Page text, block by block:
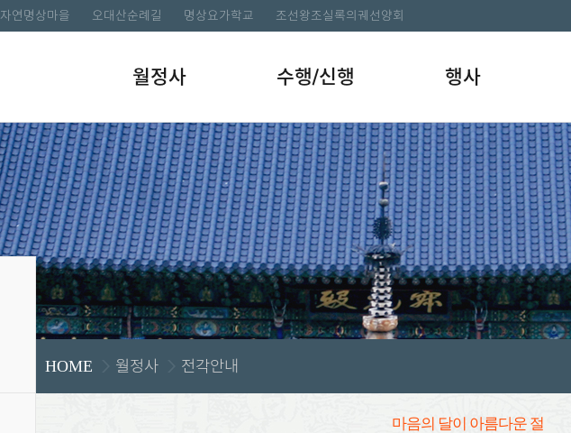
자연명상마을 오대산순례길 명상요가학교 조선왕조실록의궤선양회
월정사 수행/신행 행사
HOME 월정사 전각안내
마음의 달이 아름다운 절